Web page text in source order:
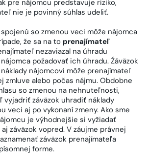
pre nájomcu predstavuje riziko,
nie je povinný súhlas udeliť.
spojenú so zmenou veci môže nájomca
že sa na to prenajímateľ
nezaviazal na úhradu
požadovať ich úhradu. Źáväzok
nájomcovi môže prenajímateľ
zmluve alebo počas nájmu. Obdobne
so zmenou na nehnuteľnosti,
vyjadriť záväzok uhradiť náklady
veci aj po vykonaní zmeny. Ako sme
je výhodnejšie si vyžiadať
záväzok vopred. V záujme právnej
záväzok prenajímateľa
forme.